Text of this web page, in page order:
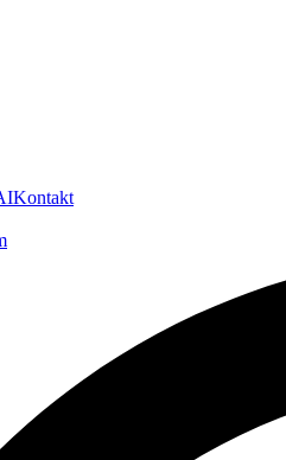
Kontakt